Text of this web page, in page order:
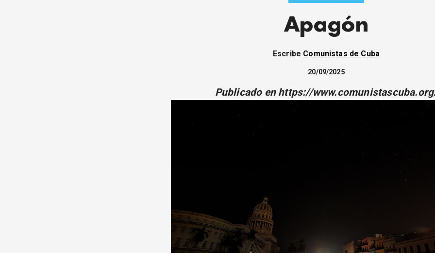
Apagón
Escribe Comunistas de Cuba
20/09/2025
Publicado en https://